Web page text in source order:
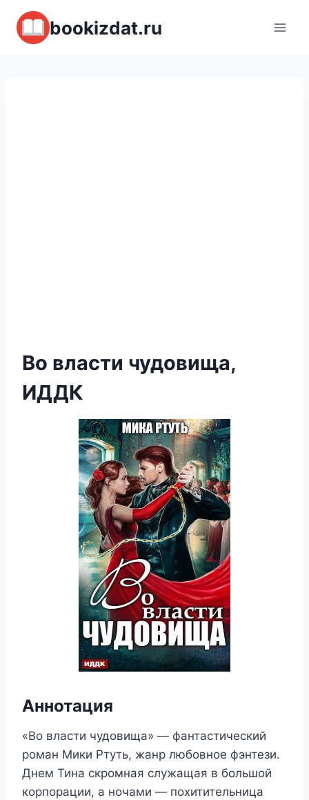
Перейти
содержимому
bookizdat.ru
Во власти чудовища,
ИДДК
Аннотация
«Во власти чудовища» — фантастический
роман Мики Ртуть, жанр любовное фэнтези.
Днем Тина скромная служащая в большой
корпорации, а ночами — похитительница